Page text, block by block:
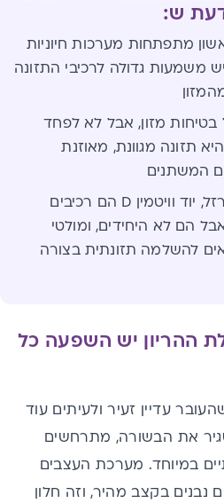
ש:
מתפתחות מערכות חיוניות
משמעות גדולה לרכיבי התזונה
מזון, אבל לא לפחד
תזונה מגוונת, מאוזנת
המשתנים
חומצה פולית, ברזל, יוד וויטמין D הם רכיבים
הם לא היחידים, ומולטי
להשלמה תזונתית בצורה
ההריון יש השפעה כל
עדיין זעיר ולעיתים עוד
את הבשורה, מתרחשים
במיוחד. מערכת העצבים
בקצב מהיר, וזה חלון